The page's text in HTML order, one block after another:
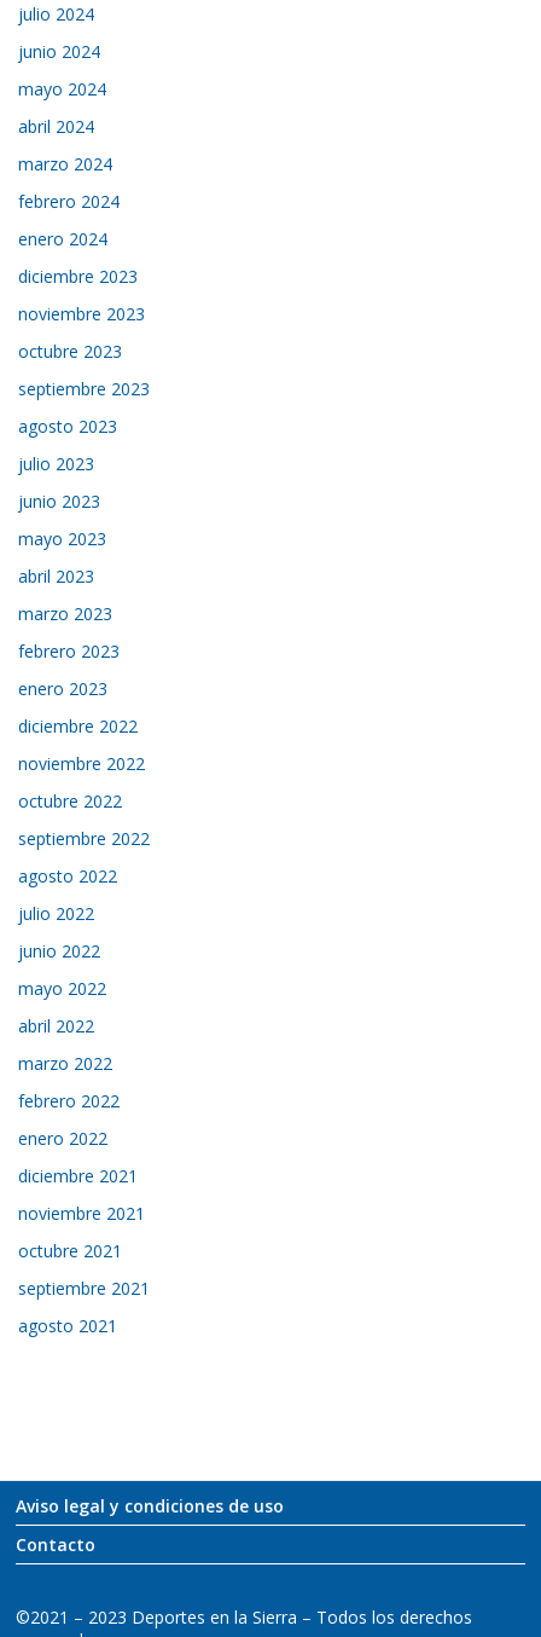
julio 2024
junio 2024
mayo 2024
abril 2024
marzo 2024
febrero 2024
enero 2024
diciembre 2023
noviembre 2023
octubre 2023
septiembre 2023
agosto 2023
julio 2023
junio 2023
mayo 2023
abril 2023
marzo 2023
febrero 2023
enero 2023
diciembre 2022
noviembre 2022
octubre 2022
septiembre 2022
agosto 2022
julio 2022
junio 2022
mayo 2022
abril 2022
marzo 2022
febrero 2022
enero 2022
diciembre 2021
noviembre 2021
octubre 2021
septiembre 2021
agosto 2021
Aviso legal y condiciones de uso
Contacto
©2021 – 2023 Deportes en la Sierra – Todos los derechos